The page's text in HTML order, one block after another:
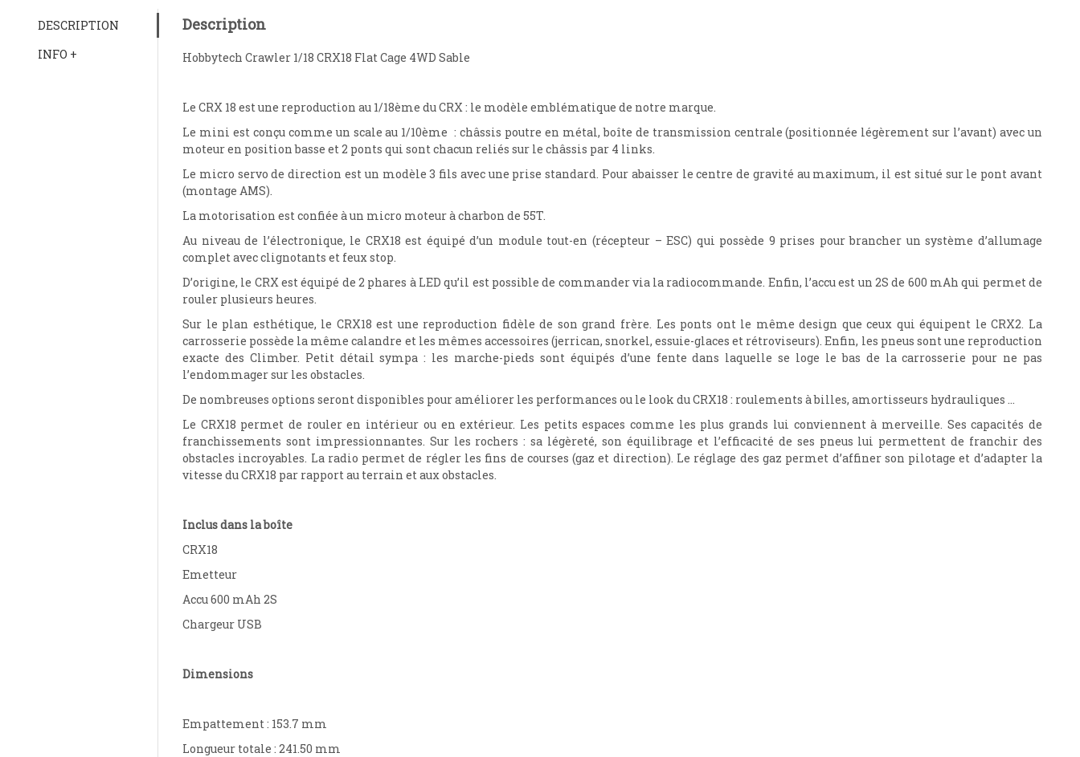
DESCRIPTION
INFO +
Description
Hobbytech Crawler 1/18 CRX18 Flat Cage 4WD Sable
Le CRX 18 est une reproduction au 1/18ème du CRX : le modèle emblématique de notre marque.
Le mini est conçu comme un scale au 1/10ème : châssis poutre en métal, boîte de transmission centrale (positionnée légèrement sur l’avant) avec un
moteur en position basse et 2 ponts qui sont chacun reliés sur le châssis par 4 links.
Le micro servo de direction est un modèle 3 fils avec une prise standard. Pour abaisser le centre de gravité au maximum, il est situé sur le pont avant
(montage AMS).
La motorisation est confiée à un micro moteur à charbon de 55T.
Au niveau de l’électronique, le CRX18 est équipé d’un module tout-en (récepteur – ESC) qui possède 9 prises pour brancher un système d’allumage
complet avec clignotants et feux stop.
D’origine, le CRX est équipé de 2 phares à LED qu’il est possible de commander via la radiocommande. Enfin, l’accu est un 2S de 600 mAh qui permet de
rouler plusieurs heures.
Sur le plan esthétique, le CRX18 est une reproduction fidèle de son grand frère. Les ponts ont le même design que ceux qui équipent le CRX2. La
carrosserie possède la même calandre et les mêmes accessoires (jerrican, snorkel, essuie-glaces et rétroviseurs). Enfin, les pneus sont une reproduction
exacte des Climber. Petit détail sympa : les marche-pieds sont équipés d’une fente dans laquelle se loge le bas de la carrosserie pour ne pas
l’endommager sur les obstacles.
De nombreuses options seront disponibles pour améliorer les performances ou le look du CRX18 : roulements à billes, amortisseurs hydrauliques …
Le CRX18 permet de rouler en intérieur ou en extérieur. Les petits espaces comme les plus grands lui conviennent à merveille. Ses capacités de
franchissements sont impressionnantes. Sur les rochers : sa légèreté, son équilibrage et l’efficacité de ses pneus lui permettent de franchir des
obstacles incroyables. La radio permet de régler les fins de courses (gaz et direction). Le réglage des gaz permet d’affiner son pilotage et d’adapter la
vitesse du CRX18 par rapport au terrain et aux obstacles.
Inclus dans la boîte
CRX18
Emetteur
Accu 600 mAh 2S
Chargeur USB
Dimensions
Empattement : 153.7 mm
Longueur totale : 241.50 mm